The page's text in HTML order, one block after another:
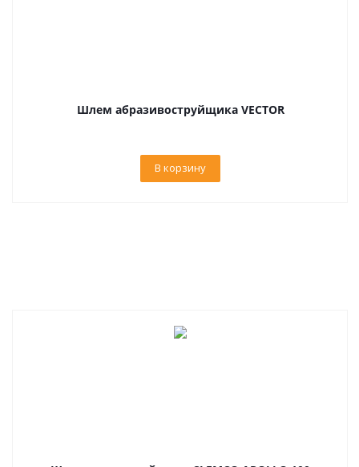
Шлем абразивоструйщика VECTOR
В корзину